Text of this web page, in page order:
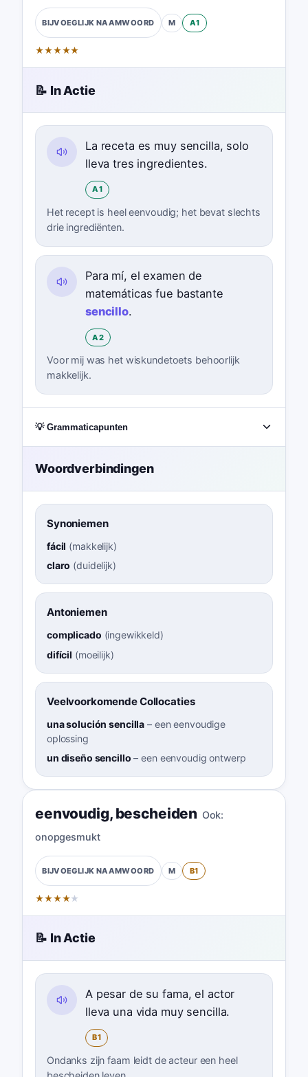
BIJVOEGLIJK NAAMWOORD M A1
★★★★★
📝 In Actie
La receta es muy sencilla, solo
lleva tres ingredientes.
A1
Het recept is heel eenvoudig; het bevat slechts
drie ingrediënten.
Para mí, el examen de
matemáticas fue bastante
sencillo.
A2
Voor mij was het wiskundetoets behoorlijk
makkelijk.
💡 Grammaticapunten
Woordverbindingen
Synoniemen
fácil (makkelijk)
claro (duidelijk)
Antoniemen
complicado (ingewikkeld)
difícil (moeilijk)
Veelvoorkomende Collocaties
una solución sencilla – een eenvoudige
oplossing
un diseño sencillo –een eenvoudig ontwerp
eenvoudig, bescheiden Ook:
onopgesmukt
BIJVOEGLIJK NAAMWOORD M B1
★★★★★
📝 In Actie
A pesar de su fama, el actor
lleva una vida muy sencilla.
B1
Ondanks zijn faam leidt de acteur een heel